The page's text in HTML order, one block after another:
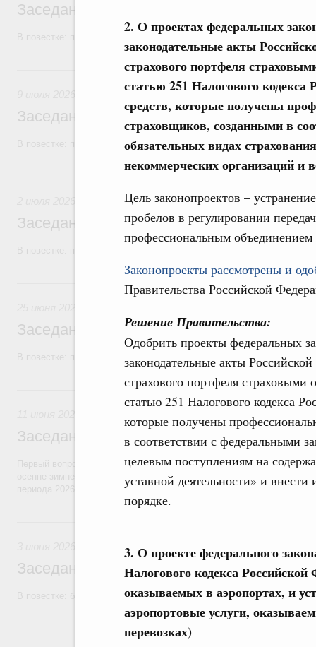
2. О проектах федеральных
законодательные акты
страхового портфеля
статью 251 Налогового кодекса
средств, которые получены
страховщиков, созданными в
обязательных видах
некоммерческих организаций и
Цель законопроектов –
пробелов в регулировании
профессиональным
Законопроекты рассмотрены и
Правительства Российской
Решение Правительства:
Одобрить проекты федеральных
законодательные акты
страхового портфеля
статью 251 Налогового кодекса
которые получены
в соответствии с федеральными
целевым поступлениям на
уставной деятельности» и
порядке.
3. О проекте федерального
Налогового кодекса
оказываемых в аэропортах, и
аэропортовые услуги,
перевозках)
Заседание Правительства (2026 год,
В повестке: проекты федеральных законов, бюджетные
9 июля, четверг
Заседание Правительства (2026 год,
В повестке: проекты федеральных законов, бюджетные
2 июля, четверг
Заседание Правительства (2026 год,
25 июня, четверг
Заседание Правительства (2026 год,
В повестке: проекты федеральных законов, бюджетные
11 июня, четверг
Заседание Правительства (2026 год,
Первый вопрос повестки – об итогах прохождения предприятиями
осенне-зимнего периода 2025–2026 годов и задачах по подготовке
периода 2026–2027 годов.
Заседание Правительства (2026 год,
В повестке: бюджетные ассигнования.
28 мая, четверг